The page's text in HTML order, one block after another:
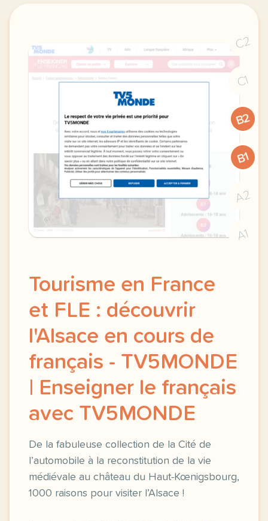
C2
C1
B2
B1
A2
A1
Tourisme en France
et FLE : découvrir
l'Alsace en cours de
français - TV5MONDE
| Enseigner le français
avec TV5MONDE
De la fabuleuse collection de la Cité de
l’automobile à la reconstitution de la vie
médiévale au château du Haut-Kœnigsbourg,
1000 raisons pour visiter l’Alsace !